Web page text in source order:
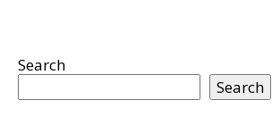
Search
Search